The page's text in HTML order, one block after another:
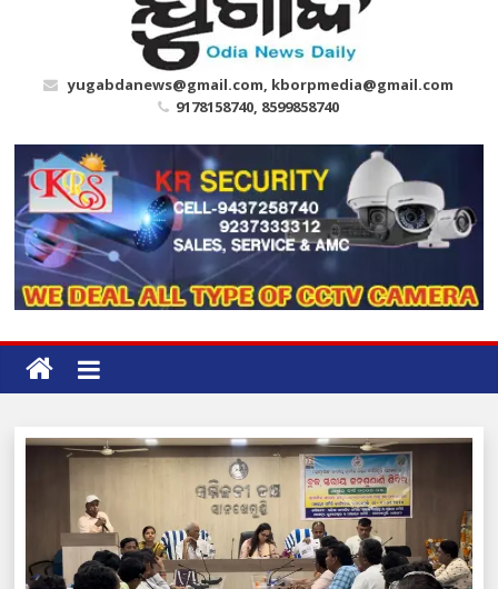
yugabdanews@gmail.com, kborpmedia@gmail.com
9178158740, 8599858740